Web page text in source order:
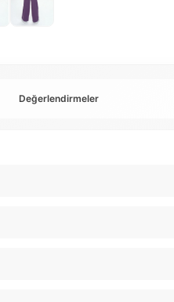
Değerlendirmeler